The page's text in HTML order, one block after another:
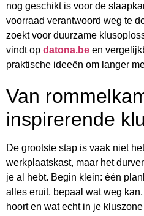
nog geschikt is voor de
voorraad verantwoord weg te
zoekt voor duurzame
vindt op datona.be en
praktische ideeën om langer
Van
inspirerende
De grootste stap is vaak niet
werkplaatskast, maar het
je al hebt. Begin klein: één
alles eruit, bepaal wat weg
hoort en wat echt in je